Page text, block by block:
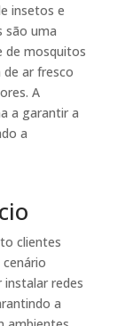
insetos e
são uma
de mosquitos
ar fresco
A
a garantir a
a
clientes
redes
a